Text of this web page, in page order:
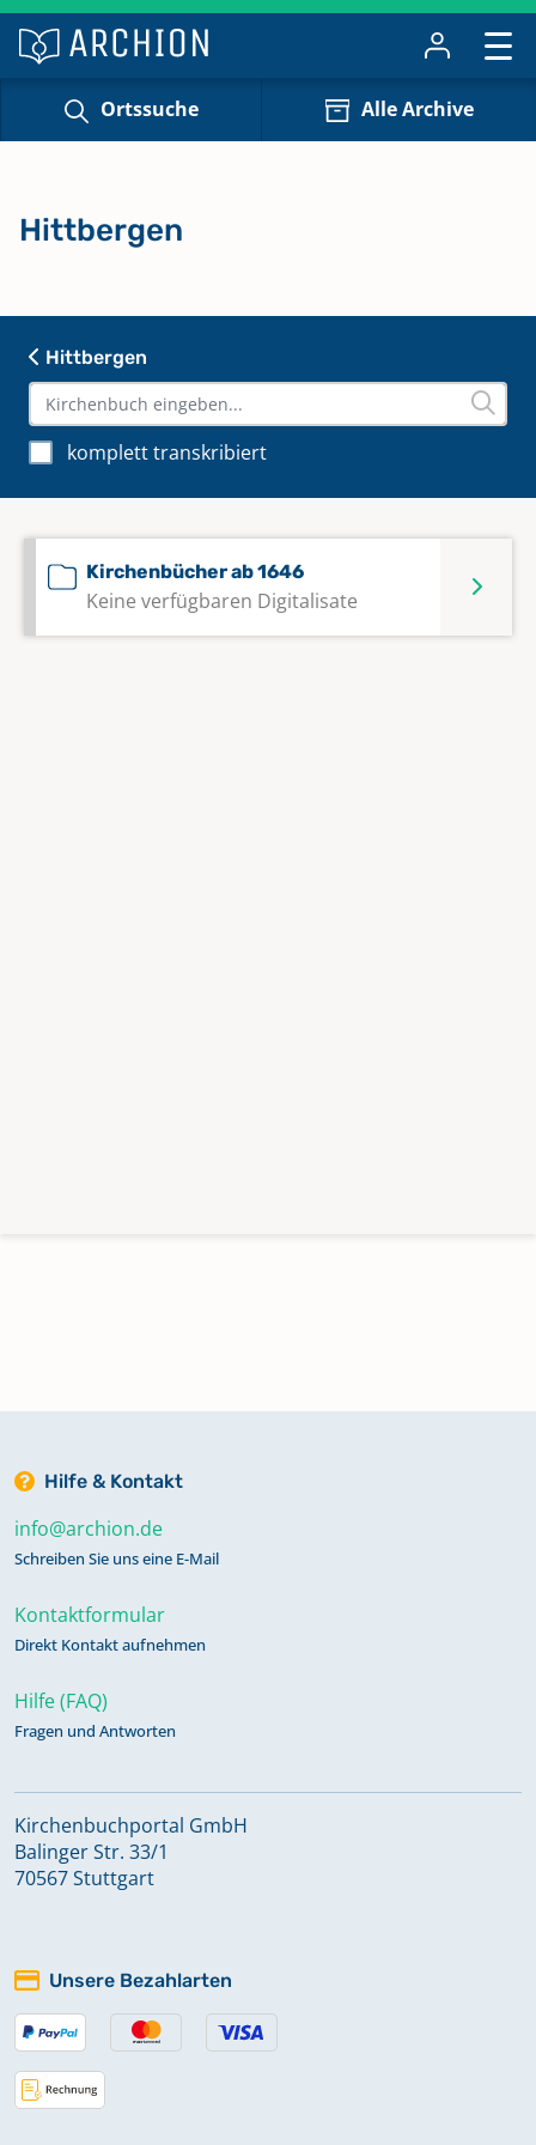
Ortssuche Alle Archive
Hittbergen
komplett transkribiert
Kirchenbücher ab 1646
Keine verfügbaren Digitalisate
Hittbergen
Hilfe & Kontakt
info@archion.de
Schreiben Sie uns eine E-Mail
Kontaktformular
Direkt Kontakt aufnehmen
Hilfe (FAQ)
Fragen und Antworten
Kirchenbuchportal GmbH
Balinger Str. 33/1
70567 Stuttgart
Unsere Bezahlarten